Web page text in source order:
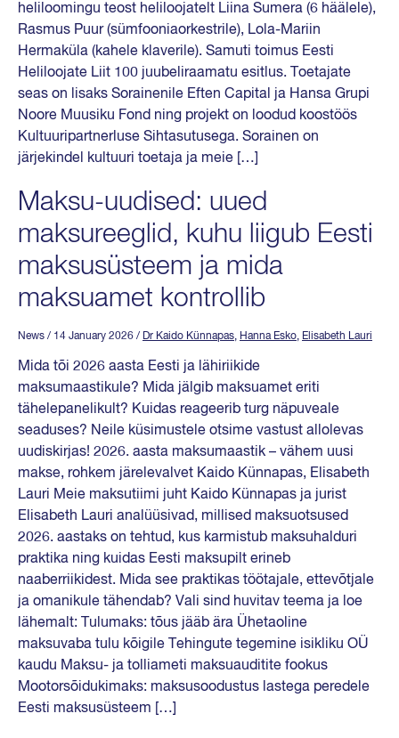
heliloomingu teost heliloojatelt Liina Sumera (6 häälele),
Rasmus Puur (sümfooniaorkestrile), Lola-Mariin
Hermaküla (kahele klaverile). Samuti toimus Eesti
Heliloojate Liit 100 juubeliraamatu esitlus. Toetajate
seas on lisaks Sorainenile Eften Capital ja Hansa Grupi
Noore Muusiku Fond ning projekt on loodud koostöös
Kultuuripartnerluse Sihtasutusega. Sorainen on
järjekindel kultuuri toetaja ja meie […]
Maksu-uudised: uued
maksureeglid, kuhu liigub Eesti
maksusüsteem ja mida
maksuamet kontrollib
News / 14 January 2026 / Dr Kaido Künnapas, Hanna Esko, Elisabeth Lauri
Mida tõi 2026 aasta Eesti ja lähiriikide
maksumaastikule? Mida jälgib maksuamet eriti
tähelepanelikult? Kuidas reageerib turg näpuveale
seaduses? Neile küsimustele otsime vastust allolevas
uudiskirjas! 2026. aasta maksumaastik – vähem uusi
makse, rohkem järelevalvet Kaido Künnapas, Elisabeth
Lauri Meie maksutiimi juht Kaido Künnapas ja jurist
Elisabeth Lauri analüüsivad, millised maksuotsused
2026. aastaks on tehtud, kus karmistub maksuhalduri
praktika ning kuidas Eesti maksupilt erineb
naaberriikidest. Mida see praktikas töötajale, ettevõtjale
ja omanikule tähendab? Vali sind huvitav teema ja loe
lähemalt: Tulumaks: tõus jääb ära Ühetaoline
maksuvaba tulu kõigile Tehingute tegemine isikliku OÜ
kaudu Maksu- ja tolliameti maksuauditite fookus
Mootorsõidukimaks: maksusoodustus lastega peredele
Eesti maksusüsteem […]